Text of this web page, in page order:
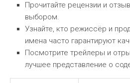
Прочитайте рецензии и
выбором.
Узнайте, кто режиссёр и
имена часто гарантируют
Посмотрите трейлеры и
лучшее представление о